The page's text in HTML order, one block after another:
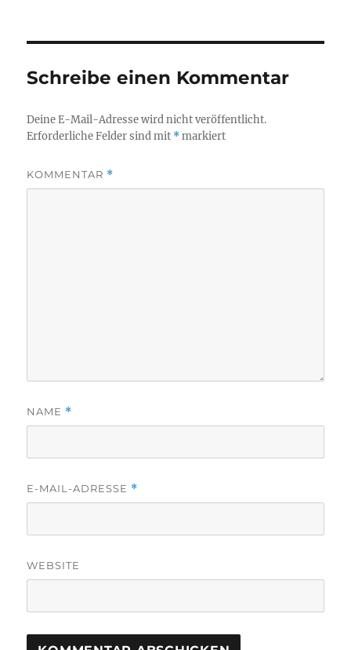
Schreibe einen Kommentar
Deine E-Mail-Adresse wird nicht veröffentlicht.
Erforderliche Felder sind mit *markiert
KOMMENTAR *
NAME *
E-MAIL-ADRESSE *
WEBSITE